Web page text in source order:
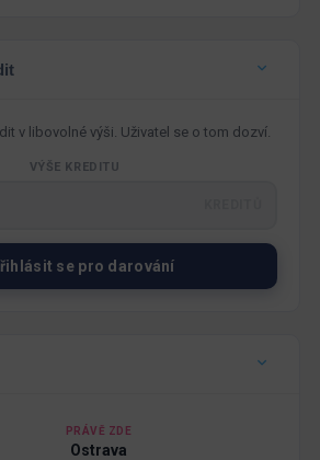
v libovolné výši. Uživatel se o tom dozví.
VÝŠE KREDITU
se pro darování
PRÁVĚ ZDE
Ostrava